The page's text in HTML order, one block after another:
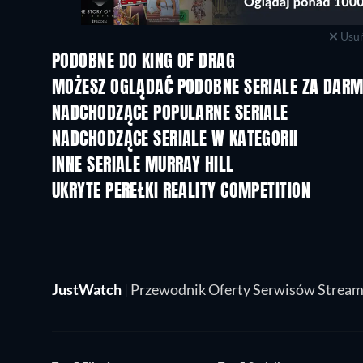
PODOBNE DO KING OF DRAG
TV
MOŻESZ OGLĄDAĆ PODOBNE SERIALE ZA
TV TV
NADCHODZĄCE POPULARNE SERIALE
NADCHODZĄCE SERIALE W KATEGORII
Sezon 3
INNE SERIALE MURRAY HILL
TV
UKRYTE PEREŁKI REALITY COMPETITION
TV
JustWatch | Przewodnik Oferty Serwisów